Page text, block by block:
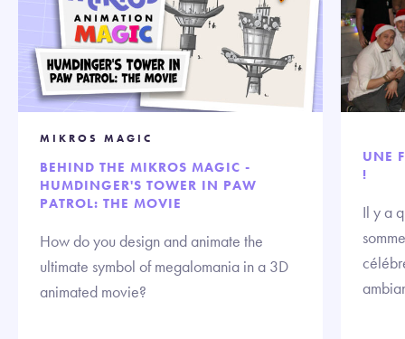
MIKROS MAGIC
BEHIND THE MIKROS MAGIC -
HUMDINGER'S TOWER IN PAW
PATROL: THE MOVIE
How do you design and animate the
ultimate symbol of megalomania in a 3D
animated movie?
UNE
!
Il y a